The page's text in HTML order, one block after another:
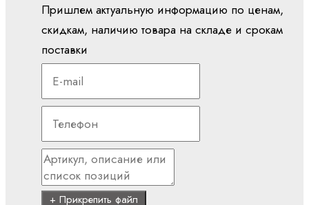
средства
Промышленные
ПК и панели
управления
ctrlX
HMI
ctrlX
IPC
встраиваемые
платы
Дисплей
Пришлем актуальную информацию по ценам,
скидкам, наличию товара на складе и срокам
поставки
+ Прикрепить файл